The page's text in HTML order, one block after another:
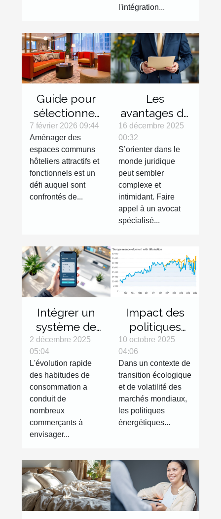
l'intégration...
Guide pour
sélectionner
des sièges et
tables
adaptés aux
espaces
communs
hôteliers
7 février 2026 09:44
Aménager des
espaces communs
hôteliers attractifs et
fonctionnels est un
défi auquel sont
confrontés de...
Les
avantages de
consulter un
avocat
spécialisé
16 décembre 2025
00:32
S’orienter dans le
monde juridique
peut sembler
complexe et
intimidant. Faire
appel à un avocat
spécialisé...
Intégrer un
système de
paiement
fractionné :
bénéfices et
risques
2 décembre 2025
05:04
L'évolution rapide
des habitudes de
consommation a
conduit de
nombreux
commerçants à
envisager...
Impact des
politiques
énergétiques
sur les prix de
l'électricité en
Europe
10 octobre 2025
04:06
Dans un contexte de
transition écologique
et de volatilité des
marchés mondiaux,
les politiques
énergétiques...